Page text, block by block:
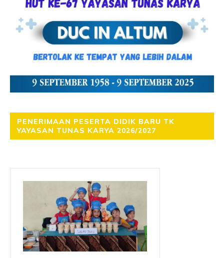
PENERIMAAN PESERTA DIDIK BARU TK
YAYASAN TUNAS KARYA 2026/2027